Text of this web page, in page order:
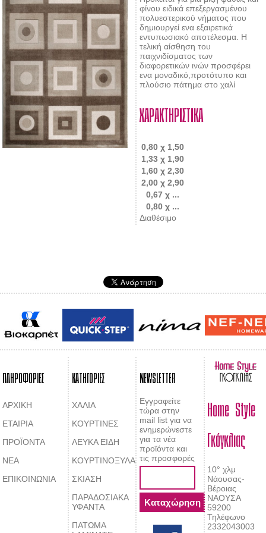
φίνου ειδικά επεξεργασμένου
πολυεστερικού νήματος που
δημιουργεί ενα εξαιρετικά
εντυπωσιακό αποτέλεσμα. Η
τελική αίσθηση του
παιχνιδίσματος των
διαφορετικών ινών προσφέρει
ενα μοναδικό,προτότυπο και
πλούσιο πάτημα στο χαλί
ΧΑΡΑΚΤΗΡΙΣΤΙΚΑ
0,80 χ 1,50
1,33 χ 1,90
1,60 χ 2,30
2,00 χ 2,90
0,67 χ ...
0,80 χ ...
Διαθέσιμο
ΠΛΗΡΟΦΟΡΙΕΣ
ΑΡΧΙΚΗ
ΕΤΑΙΡΙΑ
ΠΡΟΪΟΝΤΑ
ΝΕΑ
ΕΠΙΚΟΙΝΩΝΙΑ
ΚΑΤΗΓΟΡΙΕΣ
ΧΑΛΙΑ
ΚΟΥΡΤΙΝΕΣ
ΛΕΥΚΑ ΕΙΔΗ
ΚΟΥΡΤΙΝΟΞΥΛΑ
ΣΚΙΑΣΗ
ΠΑΡΑΔΟΣΙΑΚΑ
ΥΦΑΝΤΑ
ΠΑΤΩΜΑ
NEWSLETTER
Εγγραφείτε
τώρα στην
mail list για να
ενημερώνεστε
για τα νέα
προϊόντα και
τις προσφορές
Home Style
Γκόγκλιας
10° χλμ
Νάουσας-
Βέροιας
ΝΑΟΥΣΑ
59200
Τηλέφωνο
2332043003